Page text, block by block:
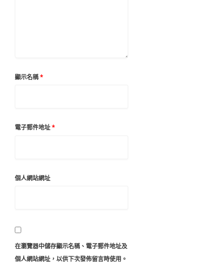
顯示名稱*
電子郵件地址*
個人網站網址
在瀏覽器中儲存顯示名稱、電子郵件地址及
個人網站網址，以供下次發佈留言時使用。